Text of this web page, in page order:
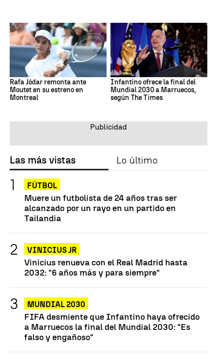
Rafa Jódar remonta ante
Moutet en su estreno en
Montreal
Infantino ofrece la final del
Mundial 2030 a Marruecos,
según The Times
Las más vistas Lo último
FÚTBOL
Muere un futbolista de 24 años tras ser
alcanzado por un rayo en un partido en
Tailandia
VINICIUS JR
Vinicius renueva con el Real Madrid hasta
2032: "6 años más y para siempre"
MUNDIAL 2030
FIFA desmiente que Infantino haya ofrecido
a Marruecos la final del Mundial 2030: "Es
falso y engañoso"